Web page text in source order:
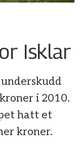
Isklar
i 2010.
hatt et
kroner.